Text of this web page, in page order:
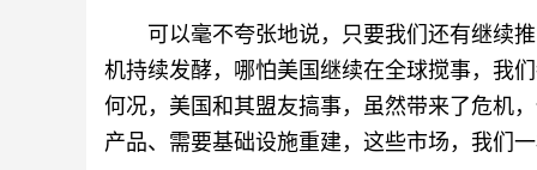
可以毫不夸张地说，只要我们还有继续
机持续发酵，哪怕美国继续在全球搅事，我
何况，美国和其盟友搞事，虽然带来了危机
产品、需要基础设施重建，这些市场，我们